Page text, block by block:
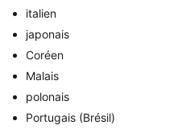
italien
japonais
Coréen
Malais
polonais
Portugais (Brésil)